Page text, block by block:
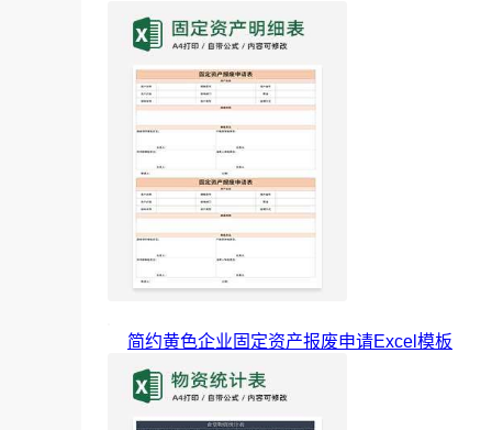
简约黄色企业固定资产报废申请Excel模板